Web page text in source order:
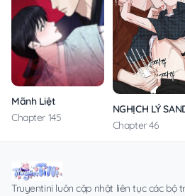
Mãnh Liệt
Chapter 145
NGHỊCH LÝ
Chapter 46
Truyentini luôn cập nhật liên tục các bộ